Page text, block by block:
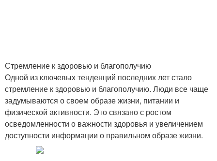
Стремление к здоровью и благополучию
Одной из ключевых тенденций последних лет стало
стремление к здоровью и благополучию. Люди все чаще
задумываются о своем образе жизни, питании и
физической активности. Это связано с ростом
осведомленности о важности здоровья и увеличением
доступности информации о правильном образе жизни.